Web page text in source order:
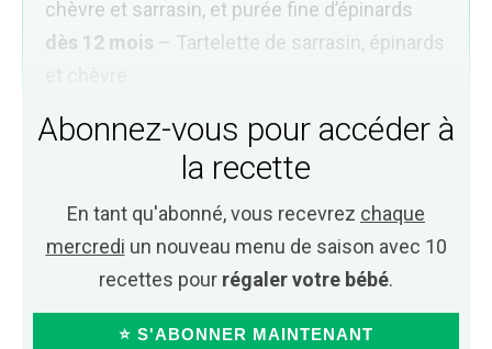
chèvre et sarrasin, et purée fine d’épinards
dès 12 mois – Tartelette de sarrasin, épinards
Abonnez-vous pour accéder à
la recette
En tant qu'abonné, vous recevrez chaque
mercredi un nouveau menu de saison avec 10
recettes pour régaler votre bébé.
⭐ S'ABONNER MAINTENANT